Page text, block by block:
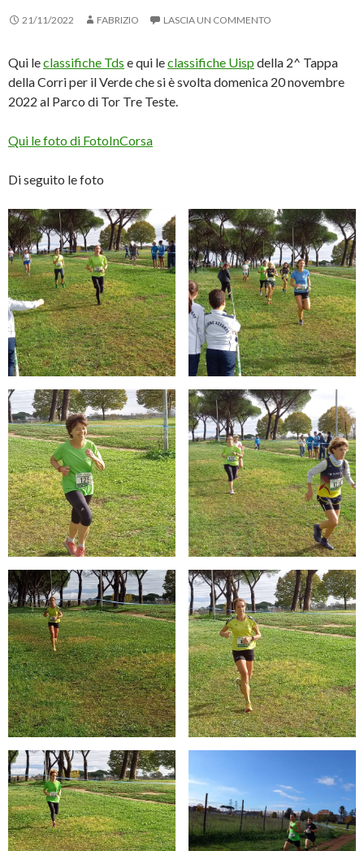
21/11/2022 FABRIZIO LASCIA UN COMMENTO
Qui leclassifiche Tds e qui leclassifiche Uisp della 2^ Tappa
della Corri per il Verde che si è svolta domenica 20 novembre
2022 al Parco di Tor Tre Teste.
Qui le foto di FotoInCorsa
Di seguito le foto